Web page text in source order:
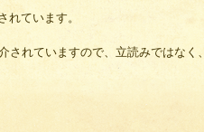
れています。
されていますので、立読みではなく